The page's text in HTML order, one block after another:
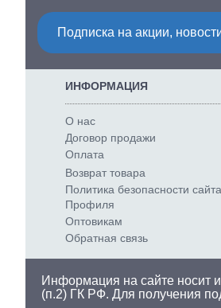
Подписка на акции,
ИНФОРМАЦИЯ
О нас
Договор продажи
Оплата
Возврат товара
Политика безопасности
Профиля
Оптовикам
Обратная связь
Информация на сайте носит
(п.2) ГК РФ. Для получения